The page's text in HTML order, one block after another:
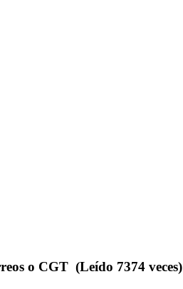
o CGT (Leído 7374 veces)